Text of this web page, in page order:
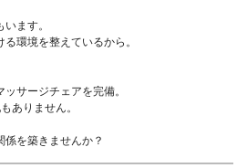
ます。
環境を整えているから。
サージチェアを完備。
ありません。
を築きませんか？